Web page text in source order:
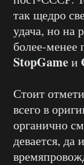
так щедро
удача, но на
более-менее
StopGameи
Стоит
всего в
органично
девается, да